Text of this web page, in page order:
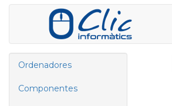
Ordenadores
Componentes